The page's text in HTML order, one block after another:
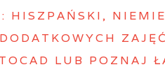
HISZPAŃSKI,
LUB POZNAJ